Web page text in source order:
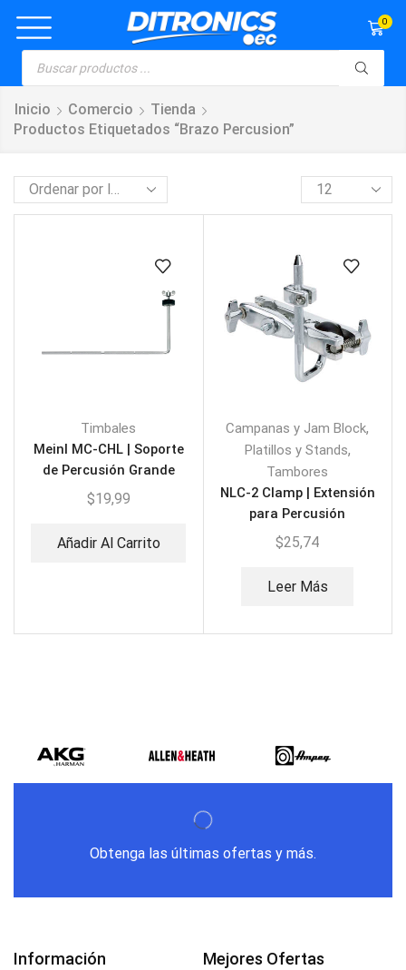
0
Inicio Comercio
Tienda
Productos Etiquetados “brazo Percusion”
Timbales
Meinl MC-CHL | Soporte
de Percusión Grande
$19,99
Añadir Al Carrito
Campanas y Jam Block,
Platillos y Stands,
Tambores
NLC-2 Clamp | Extensión
para Percusión
$25,74
Leer Más
Obtenga las últimas ofertas y más.
Información Mejores Ofertas